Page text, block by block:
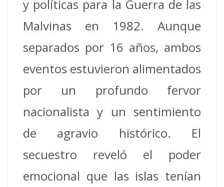
y políticas para la Guerra de las
Malvinas en 1982. Aunque
separados por 16 años, ambos
eventos estuvieron alimentados
por un profundo fervor
nacionalista y un sentimiento
de agravio histórico. El
secuestro reveló el poder
emocional que las islas tenían